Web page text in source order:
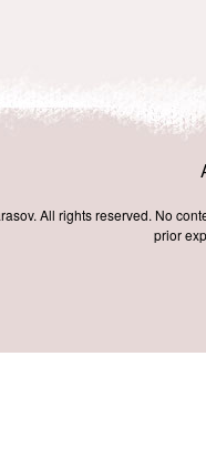
All rights reserved. No
prior